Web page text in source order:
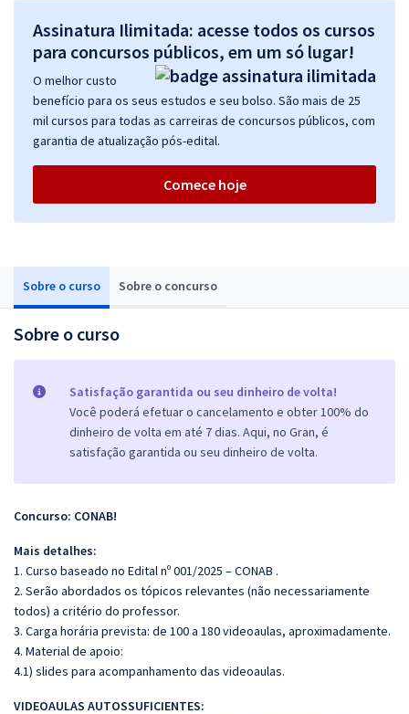
Sobre o curso Sobre o concurso
Sobre o curso
Satisfação garantida ou seu dinheiro de volta!
Você poderá efetuar o cancelamento e obter 100% do
dinheiro de volta em até 7 dias. Aqui, no Gran, é
satisfação garantida ou seu dinheiro de volta.
Concurso: CONAB!
Mais detalhes:
1. Curso baseado no Edital nº 001/2025 – CONAB .
2. Serão abordados os tópicos relevantes (não necessariamente
todos) a critério do professor.
3. Carga horária prevista: de 100 a 180 videoaulas, aproximadamente.
4. Material de apoio:
4.1) slides para acompanhamento das videoaulas.
VIDEOAULAS AUTOSSUFICIENTES:
Assinatura Ilimitada: acesse todos os cursos
para concursos públicos, em um só lugar!
O melhor custo
benefício para os seus estudos e seu bolso. São mais de 25
mil cursos para todas as carreiras de concursos públicos, com
garantia de atualização pós-edital.
Comece hoje